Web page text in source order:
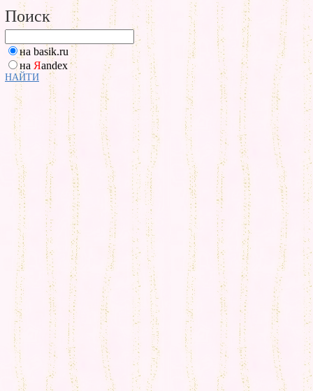
Поиск
на basik.ru
на Яandex
НАЙТИ